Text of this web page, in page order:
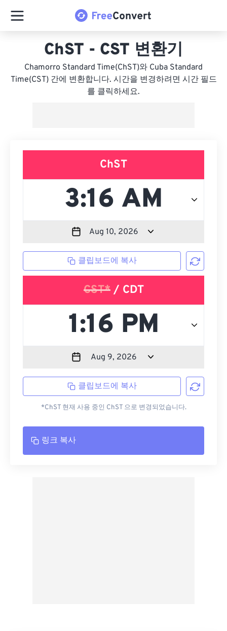
ChST - CST 변환기
Chamorro Standard Time(ChST)와 Cuba Standard
Time(CST) 간에 변환합니다. 시간을 변경하려면 시간 필드
를 클릭하세요.
ChST
클립보드에 복사
CST*/ CDT
클립보드에 복사
*ChST 현재 사용 중인 ChST 으로 변경되었습니다.
링크 복사